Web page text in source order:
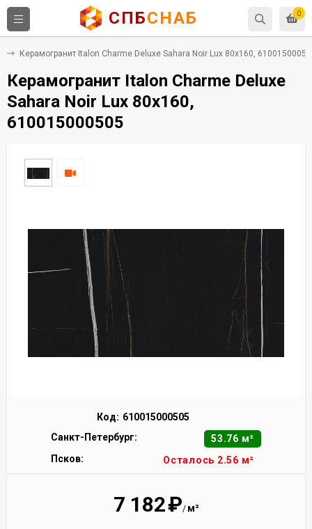
0
СПБСНАБ
Керамогранит Italon Charme Deluxe Sahara Noir Lux 80x160,
Керамогранит Italon Charme Deluxe
Sahara Noir Lux 80x160,
610015000505
Код: 610015000505
Санкт-Петербург:
53.76 м²
Псков:
Осталось 2.56 м²
7 182₽/ м²